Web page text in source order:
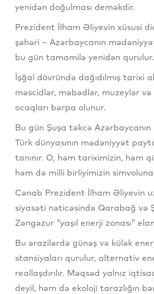
yenidən doğulması deməkdir.
Prezident İlham Əliyevin xüsusi
şəhəri – Azərbaycanın
bu gün tamamilə yenidən qurulur.
İşğal dövründə dağıdılmış tarixi
məscidlər, məbədlər, muzeylər
ocaqları bərpa olunur.
Bu gün Şuşa təkcə
Türk dünyasının mədəniyyət
tanınır. O, həm tariximizin, həm
həm də milli birliyimizin
Cənab Prezident İlham Əliyevin
siyasəti nəticəsində Qarabağ və
Zəngəzur “yaşıl enerji zonası”
Bu ərazilərdə günəş və külək
stansiyaları qurulur, alternativ
reallaşdırılır. Məqsəd yalnız
deyil, həm də ekoloji tarazlığın